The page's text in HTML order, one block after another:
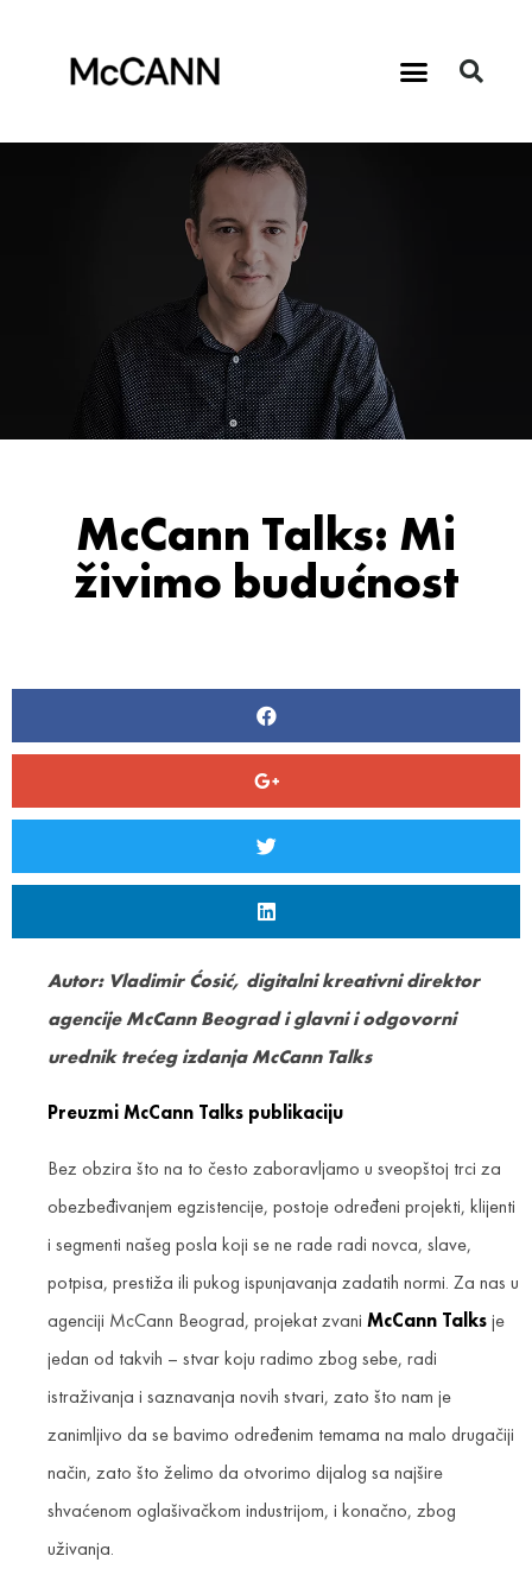
McCann Talks: Mi
živimo budućnost
Autor: Vladimir Ćosić, digitalni kreativni direktor
agencije McCann Beograd i glavni i odgovorni
urednik trećeg izdanja McCann Talks
Preuzmi McCann Talks publikaciju
Bez obzira što na to često zaboravljamo u sveopštoj trci za
obezbeđivanjem egzistencije, postoje određeni projekti, klijenti
i segmenti našeg posla koji se ne rade radi novca, slave,
potpisa, prestiža ili pukog ispunjavanja zadatih normi. Za nas u
agenciji McCann Beograd, projekat zvani McCann Talksje
jedan od takvih – stvar koju radimo zbog sebe, radi
istraživanja i saznavanja novih stvari, zato što nam je
zanimljivo da se bavimo određenim temama na malo drugačiji
način, zato što želimo da otvorimo dijalog sa najšire
shvaćenom oglašivačkom industrijom, i konačno, zbog
uživanja.